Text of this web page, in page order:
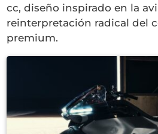
cc, diseño inspirado en la
reinterpretación radical del
premium.